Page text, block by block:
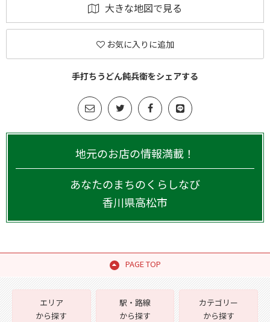
大きな地図で見る
お気に入りに追加
手打ちうどん飩兵衛をシェアする
地元のお店の情報満載！
あなたのまちのくらしなび
香川県高松市
PAGE TOP
エリア
から探す
駅・路線
から探す
カテゴリー
から探す